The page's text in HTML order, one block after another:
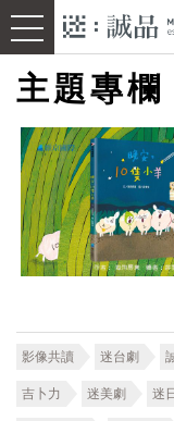
主題專欄
影像共讀 迷台劇
吉卜力 迷美劇 迷